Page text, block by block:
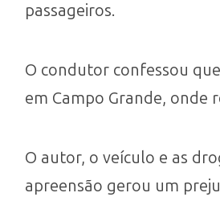
passageiros.
O condutor confessou
em Campo Grande, onde
O autor, o veículo e as
apreensão gerou um